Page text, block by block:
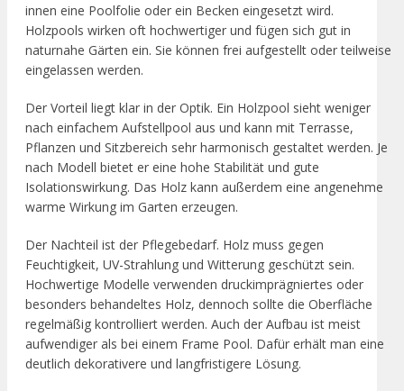
innen eine Poolfolie oder ein Becken eingesetzt wird.
Holzpools wirken oft hochwertiger und fügen sich gut in
naturnahe Gärten ein. Sie können frei aufgestellt oder teilweise
eingelassen werden.
Der Vorteil liegt klar in der Optik. Ein Holzpool sieht weniger
nach einfachem Aufstellpool aus und kann mit Terrasse,
Pflanzen und Sitzbereich sehr harmonisch gestaltet werden. Je
nach Modell bietet er eine hohe Stabilität und gute
Isolationswirkung. Das Holz kann außerdem eine angenehme
warme Wirkung im Garten erzeugen.
Der Nachteil ist der Pflegebedarf. Holz muss gegen
Feuchtigkeit, UV-Strahlung und Witterung geschützt sein.
Hochwertige Modelle verwenden druckimprägniertes oder
besonders behandeltes Holz, dennoch sollte die Oberfläche
regelmäßig kontrolliert werden. Auch der Aufbau ist meist
aufwendiger als bei einem Frame Pool. Dafür erhält man eine
deutlich dekorativere und langfristigere Lösung.